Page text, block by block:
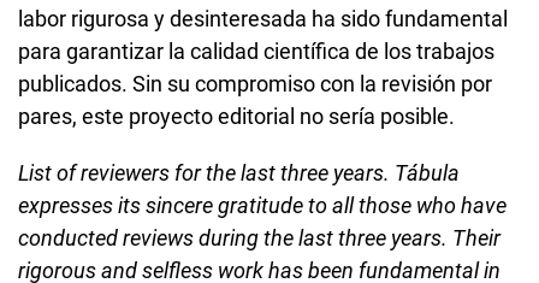
labor rigurosa y desinteresada ha sido fundamental
para garantizar la calidad científica de los trabajos
publicados. Sin su compromiso con la revisión por
pares, este proyecto editorial no sería posible.
List of reviewers for the last three years. Tábula
expresses its sincere gratitude to all those who have
conducted reviews during the last three years. Their
rigorous and selfless work has been fundamental in